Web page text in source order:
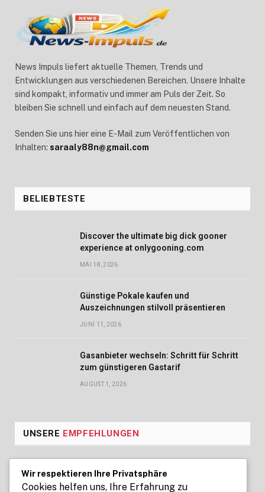
News Impuls liefert aktuelle Themen, Trends und
Entwicklungen aus verschiedenen Bereichen. Unsere Inhalte
sind kompakt, informativ und immer am Puls der Zeit. So
bleiben Sie schnell und einfach auf dem neuesten Stand.
Senden Sie uns hier eine E-Mail zum Veröffentlichen von
Inhalten: saraaly88n@gmail.com
BELIEBTESTE
Discover the ultimate big dick gooner
experience at onlygooning.com
MAI 18, 2026
Günstige Pokale kaufen und
Auszeichnungen stilvoll präsentieren
JUNI 11, 2026
Gasanbieter wechseln: Schritt für Schritt
zum günstigeren Gastarif
AUGUST 1, 2026
UNSERE EMPFEHLUNGEN
Seoul Business Trip Massage for
Professional Relaxation Services
Wir respektieren Ihre Privatsphäre
Cookies helfen uns, Ihre Erfahrung zu